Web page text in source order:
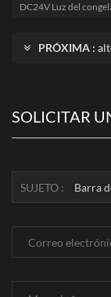
DC24V Luz del
PRÓXIMA :
SOLICITAR
SUJETO : Barra